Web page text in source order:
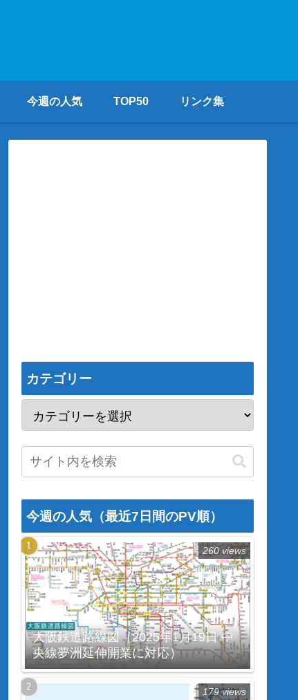
今週の人気 TOP50 リンク集
カテゴリー
今週の人気（最近7日間のPV順）
大阪鉄道路線図（2025年1月19日 中
央線夢洲延伸開業に対応）
260 views
179 views